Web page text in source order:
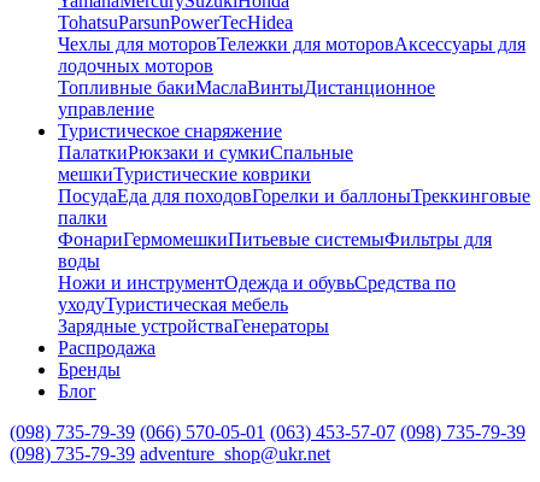
TohatsuParsunPowerTecHidea
Чехлы для моторовТележки для моторовАксессуары для
лодочных моторов
Топливные бакиМаслаВинтыДистанционное
управление
Туристическое снаряжение
ПалаткиРюкзаки и сумкиСпальные
мешкиТуристические коврики
ПосудаЕда для походовГорелки и баллоныТреккинговые
палки
ФонариГермомешкиПитьевые системыФильтры для
воды
Ножи и инструментОдежда и обувьСредства по
уходуТуристическая мебель
Зарядные устройстваГенераторы
Распродажа
Бренды
Блог
(098) 735-79-39 (066) 570-05-01 (063) 453-57-07 (098) 735-79-39
(098) 735-79-39 adventure_shop@ukr.net